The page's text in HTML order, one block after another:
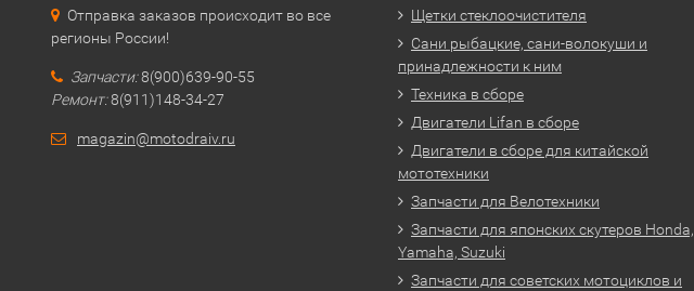
Отправка заказов происходит во все
регионы России!
Запчасти:8(900)639-90-55
Ремонт:8(911)148-34-27
magazin@motodraiv.ru
Щетки стеклоочистителя
Сани рыбацкие, сани-волокуши и
принадлежности к ним
Техника в сборе
Двигатели Lifan в сборе
Двигатели в сборе для китайской
мототехники
Запчасти для Велотехники
Запчасти для японских скутеров Honda,
Yamaha, Suzuki
Запчасти для советских мотоциклов и